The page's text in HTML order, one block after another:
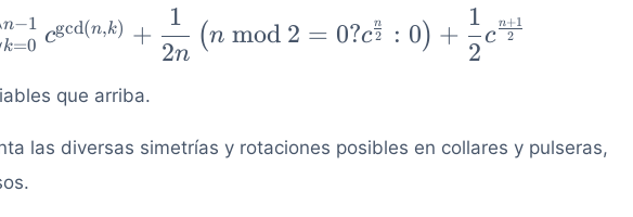
k)} +
\bmod 2
k=0
n−1
cgcd(n,k) +
2n
1
(n mod 2 = 0?c 2
n : 0) +
2
1
c 2
n+1
que arriba.
las diversas simetrías y rotaciones posibles en collares y pulseras,